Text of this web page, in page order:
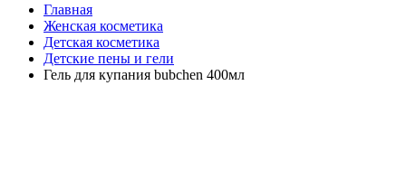
Главная
Женская косметика
Детская косметика
Детские пены и гели
Гель для купания bubchen 400мл